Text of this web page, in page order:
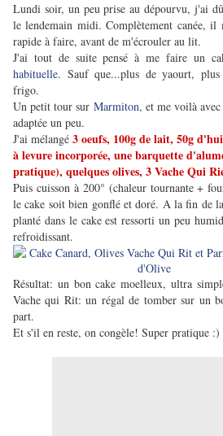
Lundi soir, un peu prise au dépourvu, j'ai
le lendemain midi. Complètement canée,
rapide à faire, avant de m'écrouler au lit.
J'ai tout de suite pensé à me faire un
habituelle. Sauf que...plus de yaourt,
frigo.
Un petit tour sur Marmiton, et me voilà
adaptée un peu.
J'ai mélangé 3 oeufs, 100g de lait, 50g
à levure incorporée, une barquette
pratique), quelques olives, 3 Vache Qui
Puis cuisson à 200° (chaleur tournante +
le cake soit bien gonflé et doré. A la fin de
planté dans le cake est ressorti un peu
refroidissant.
Résultat: un bon cake moelleux, ultra
Vache qui Rit: un régal de tomber sur un
part.
Et s'il en reste, on congèle! Super pratique :)